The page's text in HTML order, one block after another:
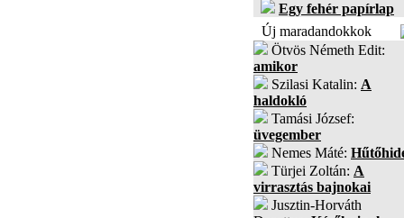
Egy fehér papírlap
Új maradandokkok
Ötvös Németh Edit:
amikor
Szilasi Katalin: A
haldokló
Tamási József:
üvegember
Nemes Máté:
Türjei Zoltán: A
virrasztás bajnokai
Jusztin-Horváth